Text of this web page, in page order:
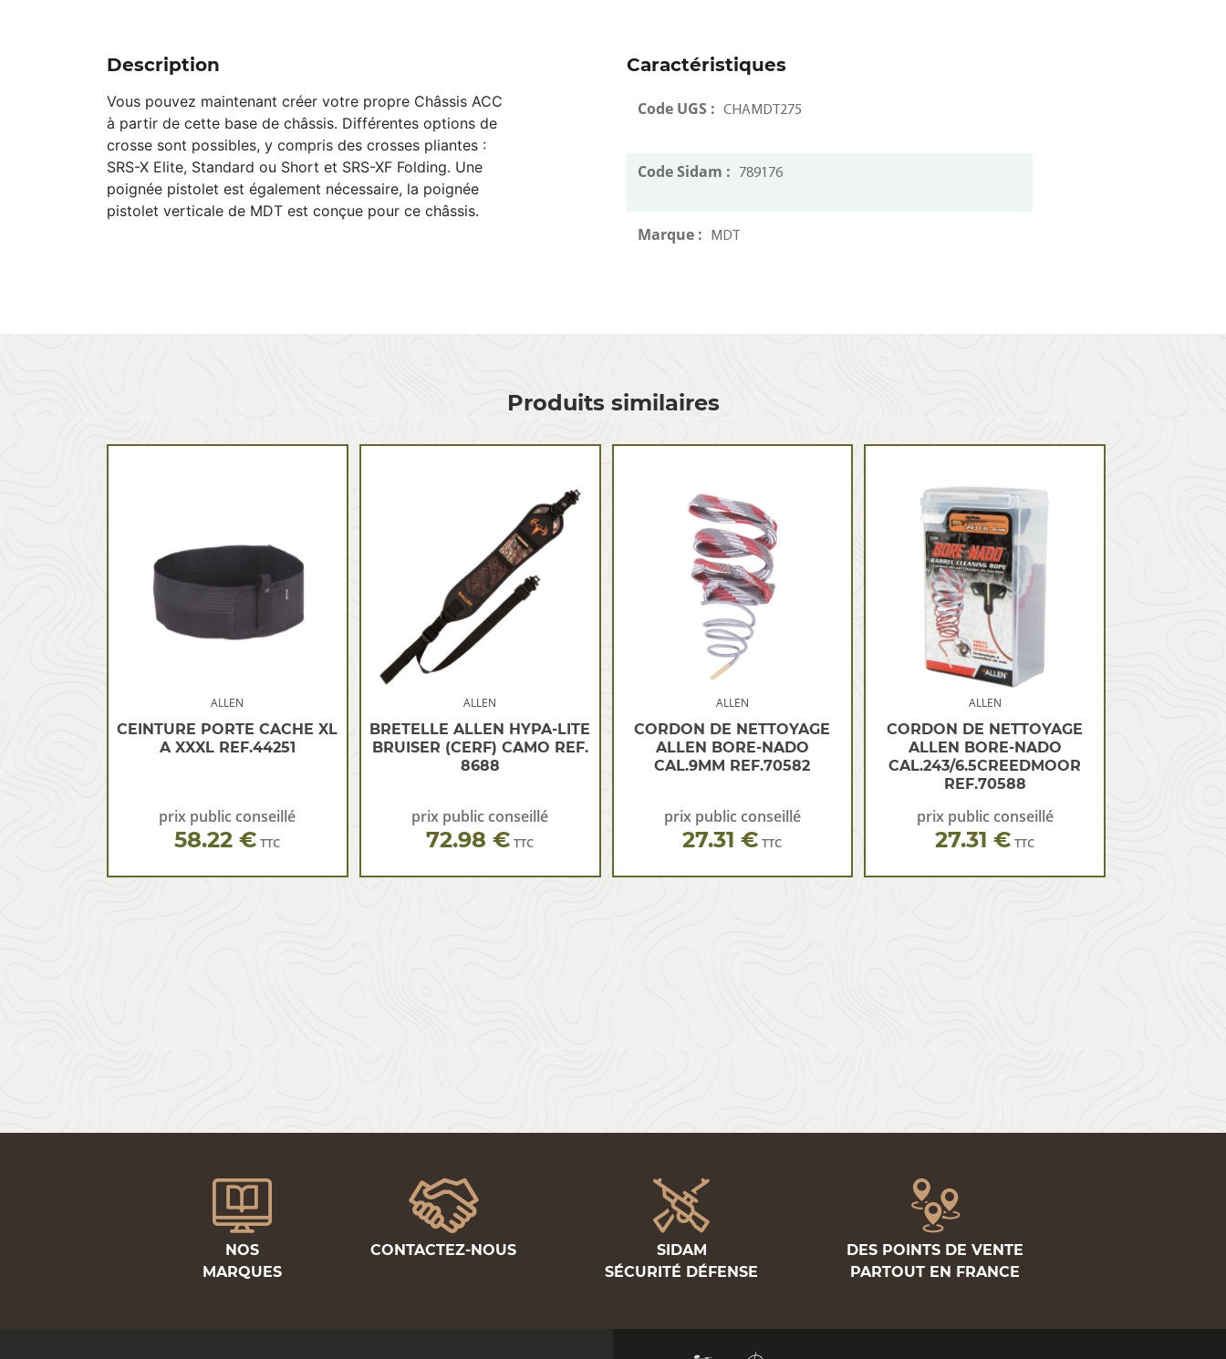
Description
Vous pouvez maintenant créer votre propre Châssis ACC
à partir de cette base de châssis. Différentes options de
crosse sont possibles, y compris des crosses pliantes :
SRS-X Elite, Standard ou Short et SRS-XF Folding. Une
poignée pistolet est également nécessaire, la poignée
pistolet verticale de MDT est conçue pour ce châssis.
Caractéristiques
Code UGS : CHAMDT275
Code Sidam : 789176
Marque : MDT
Produits similaires
ALLEN
CEINTURE PORTE CACHE XL
A XXXL REF.44251
prix public conseillé
58.22 € TTC
ALLEN
BRETELLE ALLEN HYPA-LITE
BRUISER (CERF) CAMO REF.
8688
prix public conseillé
72.98 € TTC
ALLEN
CORDON DE NETTOYAGE
ALLEN BORE-NADO
CAL.9MM REF.70582
prix public conseillé
27.31 € TTC
ALLEN
CORDON DE NETTOYAGE
ALLEN BORE-NADO
CAL.243/6.5CREEDMOOR
REF.70588
prix public conseillé
27.31 € TTC
NOS
MARQUES
CONTACTEZ-NOUS
SIDAM
SÉCURITÉ DÉFENSE
DES POINTS DE VENTE
PARTOUT EN FRANCE